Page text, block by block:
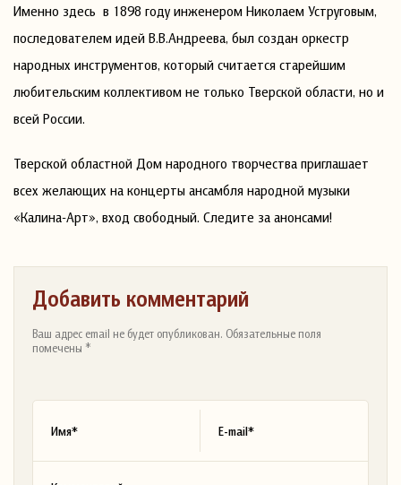
Именно здесь в 1898 году инженером Николаем Уструговым,
последователем идей В.В.Андреева, был создан оркестр
народных инструментов, который считается старейшим
любительским коллективом не только Тверской области, но и
всей России.
Тверской областной Дом народного творчества приглашает
всех желающих на концерты ансамбля народной музыки
«Калина-Арт», вход свободный. Следите за анонсами!
Добавить комментарий
Ваш адрес email не будет опубликован. Обязательные поля
помечены *